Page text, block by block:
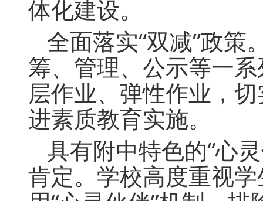
体化建设。
全面落实“双减”政策
筹、管理、公示等一
层作业、弹性作业，
进素质教育实施。
具有附中特色的“心
肯定。学校高度重视